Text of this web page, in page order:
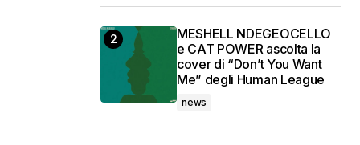
MESHELL NDEGEOCELLO
e CAT POWER ascolta la
cover di “Don’t You Want
Me” degli Human League
news